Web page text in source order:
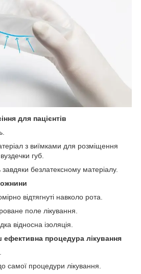
для пацієнтів
з виїмками для розміщення
губ.
безлатексному матеріалу.
відтягнуті навколо рота.
поле лікування.
відносна ізоляція.
ефективна процедура лікування
самої процедури лікування.